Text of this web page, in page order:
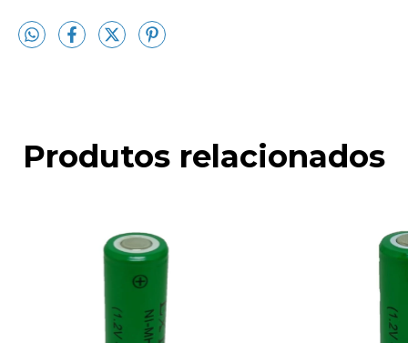
Produtos relacionados